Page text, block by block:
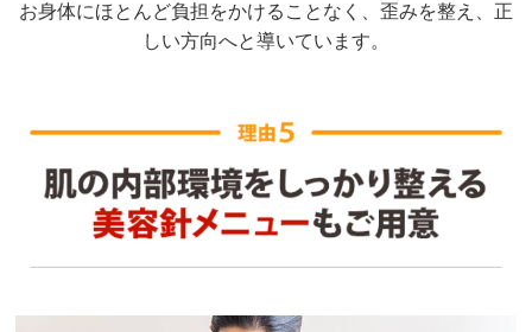
お身体にほとんど負担をかけることなく、歪みを整え、正
しい方向へと導いています。